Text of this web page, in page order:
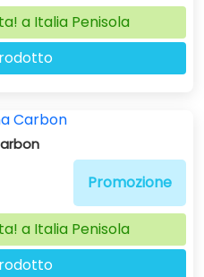
a Italia Penisola
Promozione
a Italia Penisola